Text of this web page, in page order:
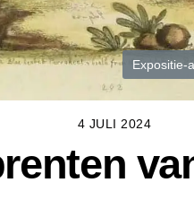
Expositie-
4 JULI 2024